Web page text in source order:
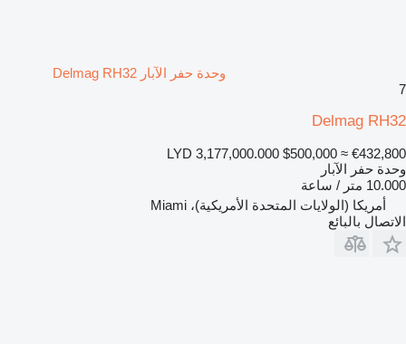
وحدة حفر الآبار Delmag RH32
7
Delmag RH32
LYD 3,177,000.000 $500,000 ≈ €432,800
وحدة حفر الآبار
10.000 متر / ساعة
أمريكا (الولايات المتحدة الأمريكية)، Miami
الاتصال بالبائع